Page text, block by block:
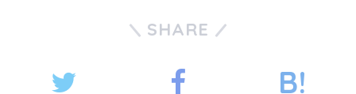
SHARE